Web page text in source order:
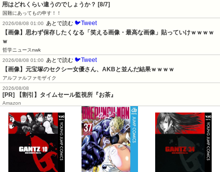
用はどれくらい違うのでしょうか？ [8/7]
国難にあってもの申す！！
2026/08/08 01:00
あとで読む 🐦Tweet
【画像】思わず保存したくなる「笑える画像・最高な画像」貼っていけｗｗｗｗ
ｗ
哲学ニュースnwk
2026/08/08 01:00
あとで読む 🐦Tweet
【画像】元宝塚のセクシー女優さん、AKBと並んだ結果ｗｗｗｗ
アルファルファモザイク
2026/08/08
[PR] 【割引】タイムセール監視所『お茶』
Amazon